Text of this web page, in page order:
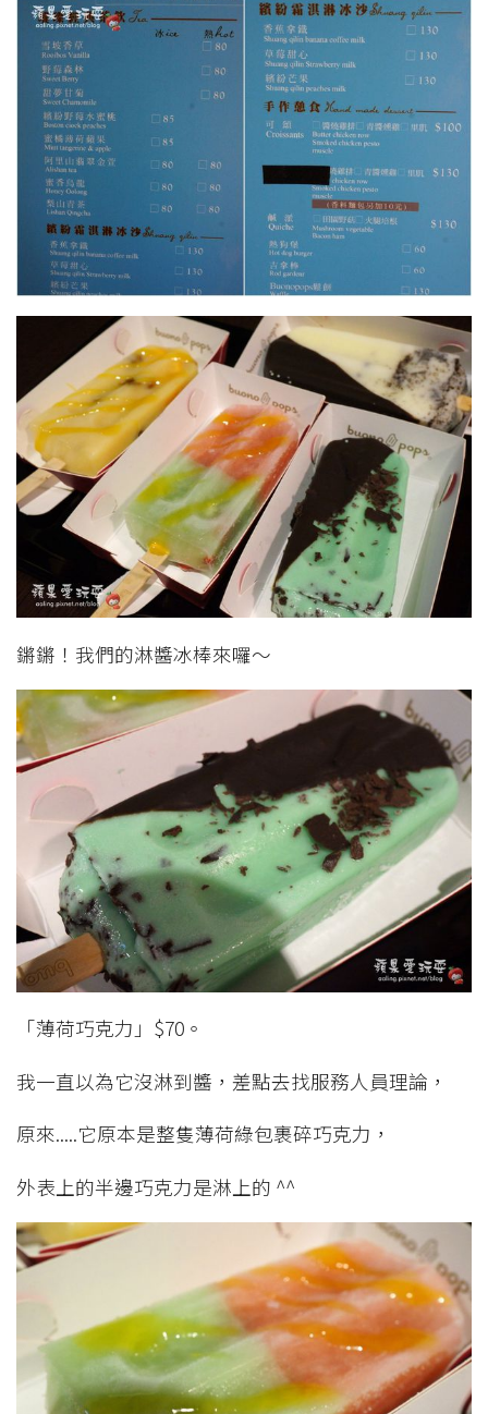
鏘鏘！我們的淋醬冰棒來囉～
「薄荷巧克力」$70。
我一直以為它沒淋到醬，差點去找服務人員理論，
原來.....它原本是整隻薄荷綠包裹碎巧克力，
外表上的半邊巧克力是淋上的 ^^